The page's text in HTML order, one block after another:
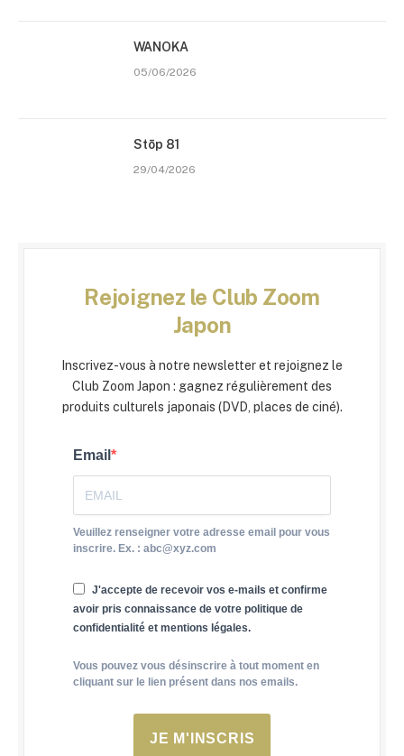
WANOKA
05/06/2026
Stōp 81
29/04/2026
Rejoignez le Club Zoom
Japon
Inscrivez-vous à notre newsletter et rejoignez le
Club Zoom Japon : gagnez régulièrement des
produits culturels japonais (DVD, places de ciné).
Email
Veuillez renseigner votre adresse email pour vous
inscrire. Ex. : abc@xyz.com
J'accepte de recevoir vos e-mails et confirme
avoir pris connaissance de votre politique de
confidentialité et mentions légales.
Vous pouvez vous désinscrire à tout moment en
cliquant sur le lien présent dans nos emails.
JE M'INSCRIS